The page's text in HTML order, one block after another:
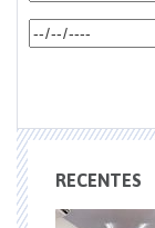
RECENTES